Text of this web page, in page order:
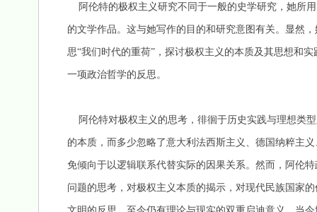
阿伦特的极权主义研究不同于一般的史学研究，她所
的文学作品。这与她写作的目的和研究意图有关。显然
思“我们时代的重荷”，探讨极权主义的本质及其思想和
一项政治哲学的反思。
阿伦特对极权主义的思考，徘徊于历史实践与理想类
的本质，而多少忽略了意大利法西斯主义、德国纳粹主
免倾向于以逻辑联系代替实际的因果关系。然而，阿伦
问题的思考，对极权主义本质的揭示，对现代民族国家